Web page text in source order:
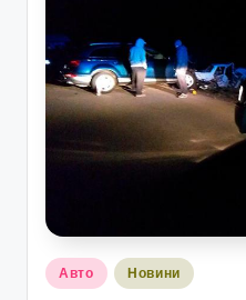
Опубліковано
Авто Новини